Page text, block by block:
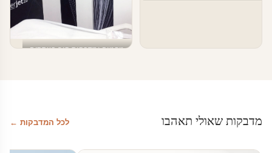
טפטים ומדבקות קיר בעסקים
מדבקות שאולי תאהבו לכל המדבקות ←